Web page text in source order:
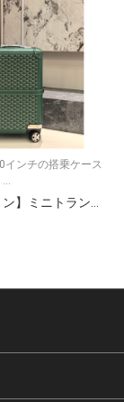
インチの搭乗ケース